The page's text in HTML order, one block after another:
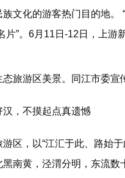
文化的游客热门目的地。
片”。6月11日-12日，上游
态旅游区美景。同江市委宣
汉，不摸起点真遗憾
区，以“江汇于此、路始
南黄，泾渭分明，东流数